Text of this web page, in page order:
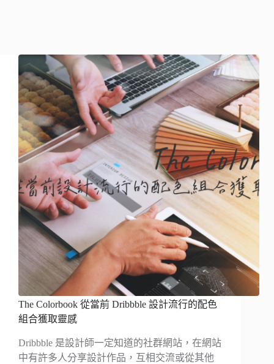
The Colorbook 從當前 Dribbble 設計流行的配色
組合獲取靈感
Dribbble 是設計師一定知道的社群網站，在網站
中有許多人分享設計作品，互相交流或從其他